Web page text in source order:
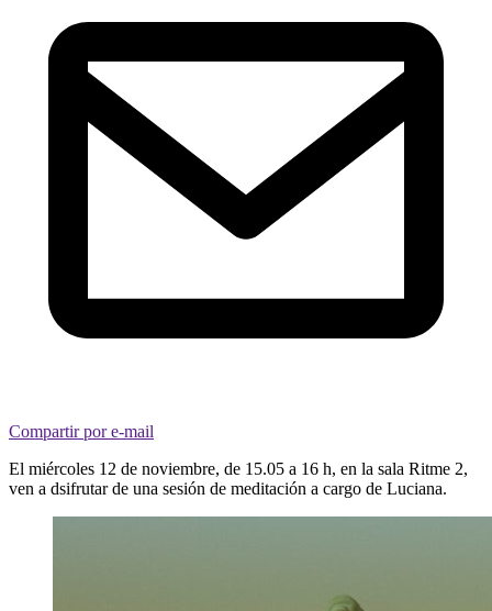
Compartir por e-mail
El miércoles 12 de noviembre, de 15.05 a 16 h, en la sala Ritme 2,
ven a dsifrutar de una sesión de meditación a cargo de Luciana.